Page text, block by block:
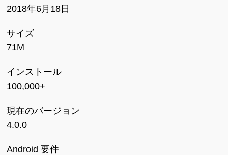
2018年6月18日
サイズ
71M
インストール
100,000+
現在のバージョン
4.0.0
Android 要件